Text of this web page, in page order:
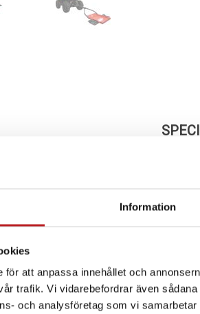
Information
för att anpassa innehållet och
trafik. Vi vidarebefordrar även
och analysföretag som vi
för effektivare snö